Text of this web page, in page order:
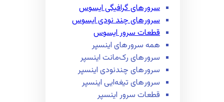
سرور‌های گرافیگی ایسوس
سرور‌های چند نودی ایسوس
قطعات سرور ایسوس
همه سرور‌های اینسپر
سرور‌های رک‌مانت اینسپر
سرور‌های چند‌نودی اینسپر
سرور‌های تیغه‌ایی اینسپر
قطعات سرور اینسپر